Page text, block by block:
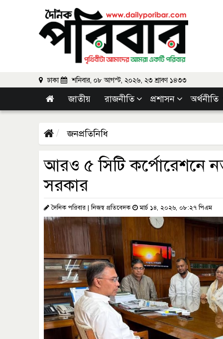
ঢাকা শনিবার, ০৮ আগস্ট, ২০২৬, ২৩ শ্রাবণ ১৪৩৩
জাতীয় রাজনীতি প্রশাসন অর্থনীতি
জনপ্রতিনিধি
আরও ৫ সিটি কর্পোরেশনে
সরকার
দৈনিক পরিবার | নিজস্ব প্রতিবেদক মার্চ ১৪, ২০২৬, ০৮:২৭ পিএম